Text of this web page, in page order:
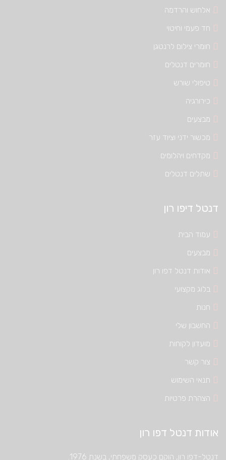
אלחוש והרדמה
חד פעמי וחיטוי
חומרי צילום לרנטגן
חומרים דנטלים
טיפולי שורש
כירורגיה
מבצעים
מכשור ידני וציוד עזר
מקדחים ויהלומים
שתלים דנטלים
דנטל דיפו רון
עמוד הבית
מבצעים
אודות דנטל דפו רון
בלוג מקצועי
חנות
החשבון שלי
מועדון לקוחות
צור קשר
תנאי השימוש
הצהרת פרטיות
אודות דנטל דפו רון
דנטל-דפו רון, הוקם כעסק משפחתי, בשנת 1976.